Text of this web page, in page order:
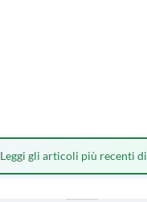
Leggi gli articoli più recenti di